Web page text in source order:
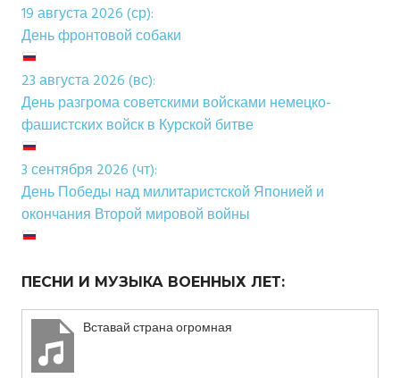
19 августа 2026 (ср):
День фронтовой собаки
23 августа 2026 (вс):
День разгрома советскими войсками немецко-
фашистских войск в Курской битве
3 сентября 2026 (чт):
День Победы над милитаристской Японией и
окончания Второй мировой войны
ПЕСНИ И МУЗЫКА ВОЕННЫХ ЛЕТ:
Вставай страна огромная